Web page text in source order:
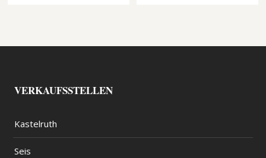
VERKAUFSSTELLEN
Kastelruth
Seis